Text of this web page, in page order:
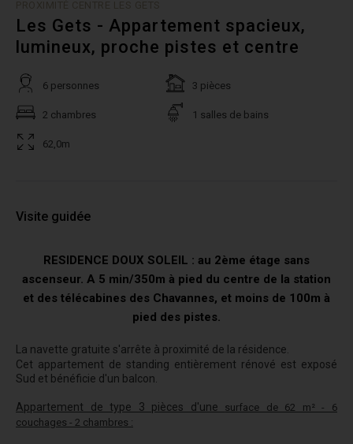
Les Gets - Appartement spacieux,
lumineux, proche pistes et centre
6 personnes 3 pièces
2 chambres 1 salles de bains
62,0m
Visite guidée
RESIDENCE DOUX SOLEIL : au 2ème étage sans
ascenseur. A 5 min/350m à pied du centre de la station
et des télécabines des Chavannes, et moins de 100m à
pied des pistes.
La navette gratuite s'arrête à proximité de la résidence.
Cet appartement de standing entièrement rénové est exposé
Sud et bénéficie d'un balcon.
Appartement de type 3 pièces d'une surface de 62 m² - 6
couchages - 2 chambres :